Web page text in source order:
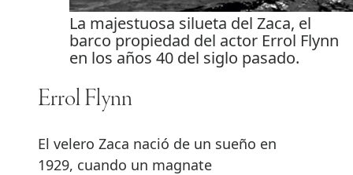
La majestuosa silueta del Zaca, el
barco propiedad del actor Errol Flynn
en los años 40 del siglo pasado.
Errol Flynn
El velero Zaca nació de un sueño en
1929, cuando un magnate